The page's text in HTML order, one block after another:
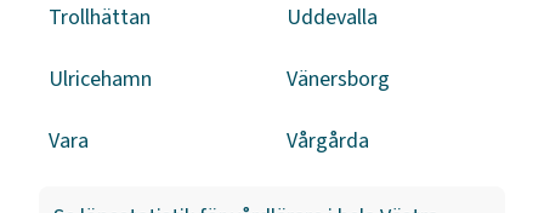
Trollhättan Uddevalla
Ulricehamn Vänersborg
Vara Vårgårda